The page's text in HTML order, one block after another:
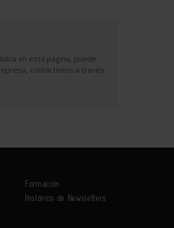
en esta página, puede
contáctenos a través
Formación
Histórico de Newsletters